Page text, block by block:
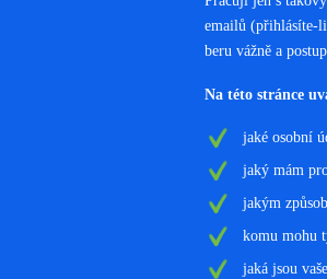
emailů (přihlásíte-
beru vážně a
Na této stránce
jaké osobní
jaký mám
jakým
komu mohu
jaká jsou